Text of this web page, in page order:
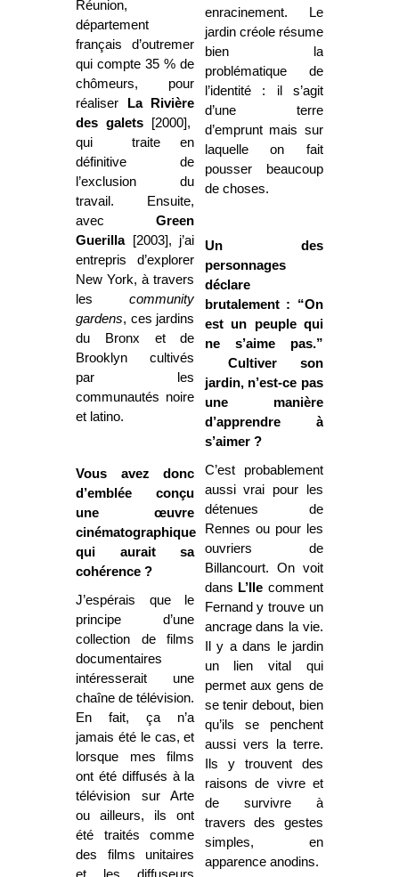
Réunion,
département
français d’outremer
qui compte 35 % de
chômeurs, pour
réaliser
La Rivière
des galets[2000],
qui traite en
définitive de
l’exclusion du
travail. Ensuite,
avecGreen
Guerilla[2003], j’ai
entrepris d’explorer
New York, à travers
lescommunity
gardens, ces jardins
du Bronx et de
Brooklyn cultivés
par les
communautés noire
et latino.
Vous avez donc
d’emblée conçu
une œuvre
cinématographique
qui aurait sa
cohérence ?
J’espérais que le
principe d’une
collection de films
documentaires
intéresserait une
chaîne de télévision.
En fait, ça n’a
jamais été le cas, et
lorsque mes films
ont été diffusés à la
télévision sur Arte
ou ailleurs, ils ont
été traités comme
des films unitaires
enracinement. Le
jardin créole résume
bien la
problématique de
l’identité : il s’agit
d’une terre
d’emprunt mais sur
laquelle on fait
pousser beaucoup
de choses.
Un des
personnages
déclare
brutalement : “On
est un peuple qui
ne s’aime pas.”
Cultiver son
jardin, n’est-ce pas
une manière
d’apprendre à
s’aimer ?
C’est probablement
aussi vrai pour les
détenues de
Rennes ou pour les
ouvriers de
Billancourt. On voit
dans L’Ile comment
Fernand y trouve un
ancrage dans la vie.
Il y a dans le jardin
un lien vital qui
permet aux gens de
se tenir debout, bien
qu’ils se penchent
aussi vers la terre.
Ils y trouvent des
raisons de vivre et
de survivre à
travers des gestes
simples, en
apparence anodins.